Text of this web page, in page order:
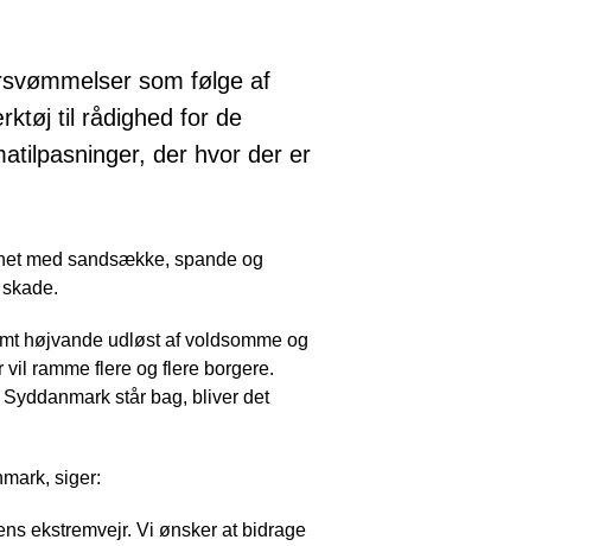
som følge af
til rådighed for de
der hvor der er
med sandsække, spande og
højvande udløst af voldsomme og
ramme flere og flere borgere.
står bag, bliver det
siger:
ekstremvejr. Vi ønsker at bidrage